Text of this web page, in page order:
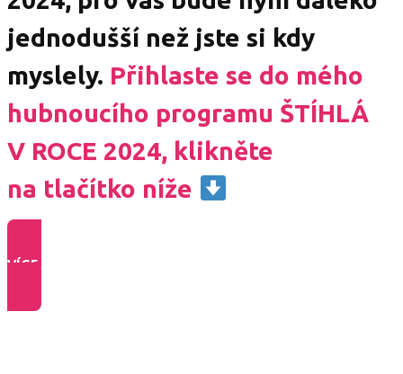
jednodušší než jste si kdy
myslely. Přihlaste se do mého
hubnoucího programu ŠTÍHLÁ
V ROCE 2024, klikněte
na tlačítko níže
VÍCE INFO O PROGRAMU >>